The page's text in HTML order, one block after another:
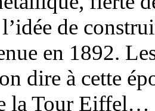
de
en 1892.
dire à cette
la Tour Eiffel…